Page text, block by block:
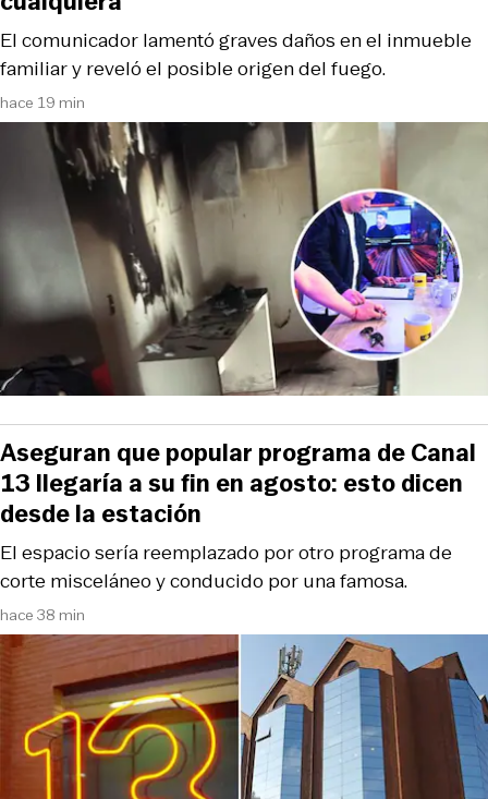
hace 19 min
El comunicador lamentó graves daños en el inmueble
familiar y reveló el posible origen del fuego.
hace 38 min
El espacio sería reemplazado por otro programa de
corte misceláneo y conducido por una famosa.
Aseguran que popular programa de Canal
13 llegaría a su fin en agosto: esto dicen
desde la estación